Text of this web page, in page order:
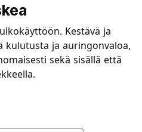
Kestävä ja
kulutusta ja auringonvaloa,
sekä sisällä että